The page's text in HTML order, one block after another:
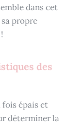
dans cet
propre
des
fois épais et
déterminer la